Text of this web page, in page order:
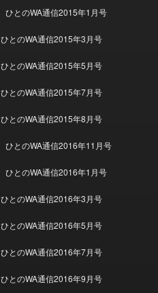
ひとのWA通信2015年1月号
ひとのWA通信2015年3月号
ひとのWA通信2015年5月号
ひとのWA通信2015年7月号
ひとのWA通信2015年8月号
ひとのWA通信2016年11月号
ひとのWA通信2016年1月号
ひとのWA通信2016年3月号
ひとのWA通信2016年5月号
ひとのWA通信2016年7月号
ひとのWA通信2016年9月号